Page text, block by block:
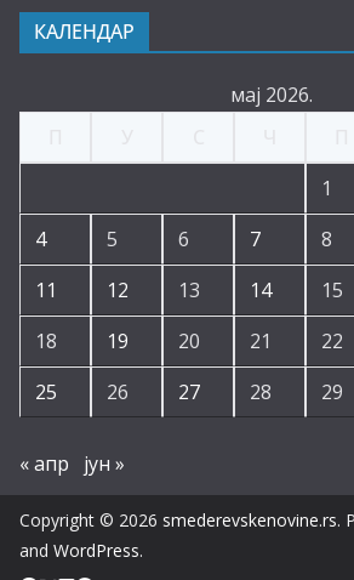
КАЛЕНДАР
мај 2026.
1
4
5 6 7 8
11
12 13 14 15
18
19 20 21 22
25
26 27 28 29
« апр јун »
Copyright © 2026 smederevskenovine.rs.
and WordPress.